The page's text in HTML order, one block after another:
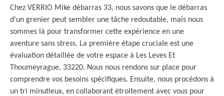
Chez VERRIO Mike débarras 33, nous savons que le débarras
d'un grenier peut sembler une tâche redoutable, mais nous
sommes là pour transformer cette expérience en une
aventure sans stress. La première étape cruciale est une
évaluation détaillée de votre espace à Les Leves Et
Thoumeyrague, 33220. Nous nous rendons sur place pour
comprendre vos besoins spécifiques. Ensuite, nous procédons à
un tri minutieux, en collaborant étroitement avec vous pour